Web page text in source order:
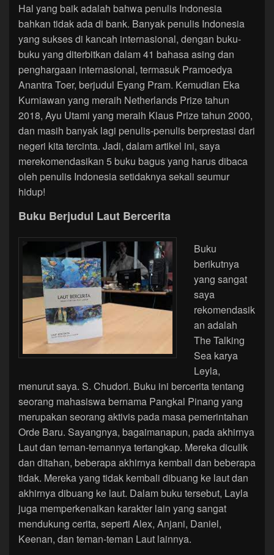
Hal yang baik adalah bahwa penulis Indonesia
bahkan tidak ada di bank. Banyak penulis Indonesia
yang sukses di kancah internasional, dengan buku-
buku yang diterbitkan dalam 41 bahasa asing dan
penghargaan internasional, termasuk Pramoedya
Anantra Toer, berjudul Eyang Pram. Kemudian Eka
Kurniawan yang meraih Netherlands Prize tahun
2018, Ayu Utami yang meraih Klaus Prize tahun 2000,
dan masih banyak lagi penulis-penulis berprestasi dari
negeri kita tercinta. Jadi, dalam artikel ini, saya
merekomendasikan 5 buku bagus yang harus dibaca
oleh penulis Indonesia setidaknya sekali seumur
hidup!
Buku Berjudul Laut Bercerita
Buku
berikutnya
yang sangat
saya
rekomendasik
an adalah
The Talking
Sea karya
Leyla,
menurut saya. S. Chudori. Buku ini bercerita tentang
seorang mahasiswa bernama Pangkal Pinang yang
merupakan seorang aktivis pada masa pemerintahan
Orde Baru. Sayangnya, bagaimanapun, pada akhirnya
Laut dan teman-temannya tertangkap. Mereka diculik
dan ditahan, beberapa akhirnya kembali dan beberapa
tidak. Mereka yang tidak kembali dibuang ke laut dan
akhirnya dibuang ke laut. Dalam buku tersebut, Layla
juga memperkenalkan karakter lain yang sangat
mendukung cerita, seperti Alex, Anjani, Daniel,
Keenan, dan teman-teman Laut lainnya.